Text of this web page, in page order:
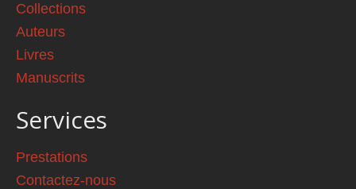
Collections
Auteurs
Livres
Manuscrits
Services
Prestations
Contactez-nous